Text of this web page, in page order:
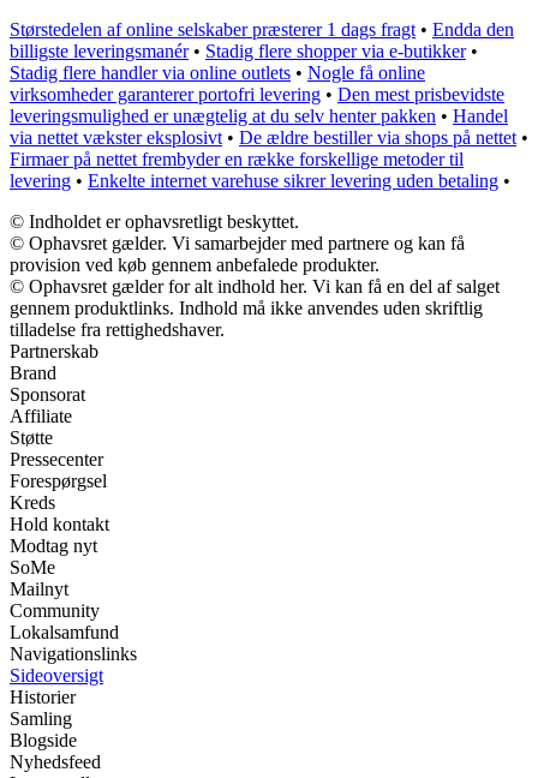
Størstedelen af online selskaber præsterer 1 dags fragt • Endda den
billigste leveringsmanér• Stadig flere shopper via e-butikker•
Stadig flere handler via online outlets • Nogle få online
virksomheder garanterer portofri levering • Den mest prisbevidste
leveringsmulighed er unægtelig at du selv henter pakken • Handel
via nettet vækster eksplosivt • De ældre bestiller via shops på nettet •
Firmaer på nettet frembyder en række forskellige metoder til
levering • Enkelte internet varehuse sikrer levering uden betaling •
© Indholdet er ophavsretligt beskyttet.
© Ophavsret gælder. Vi samarbejder med partnere og kan få
provision ved køb gennem anbefalede produkter.
© Ophavsret gælder for alt indhold her. Vi kan få en del af salget
gennem produktlinks. Indhold må ikke anvendes uden skriftlig
tilladelse fra rettighedshaver.
Partnerskab
Brand
Sponsorat
Affiliate
Støtte
Pressecenter
Forespørgsel
Kreds
Hold kontakt
Modtag nyt
SoMe
Mailnyt
Community
Lokalsamfund
Navigationslinks
Sideoversigt
Historier
Samling
Blogside
Nyhedsfeed